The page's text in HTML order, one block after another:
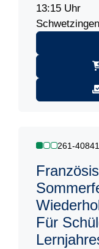
13:15 Uhr
Schwetzingen
261-40841
Für